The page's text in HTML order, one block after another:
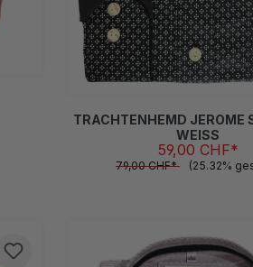
L M S XL XXL
TRACHTENHEMD JEROME
WEISS
59,00 CHF*
79,00 CHF* (25.32%